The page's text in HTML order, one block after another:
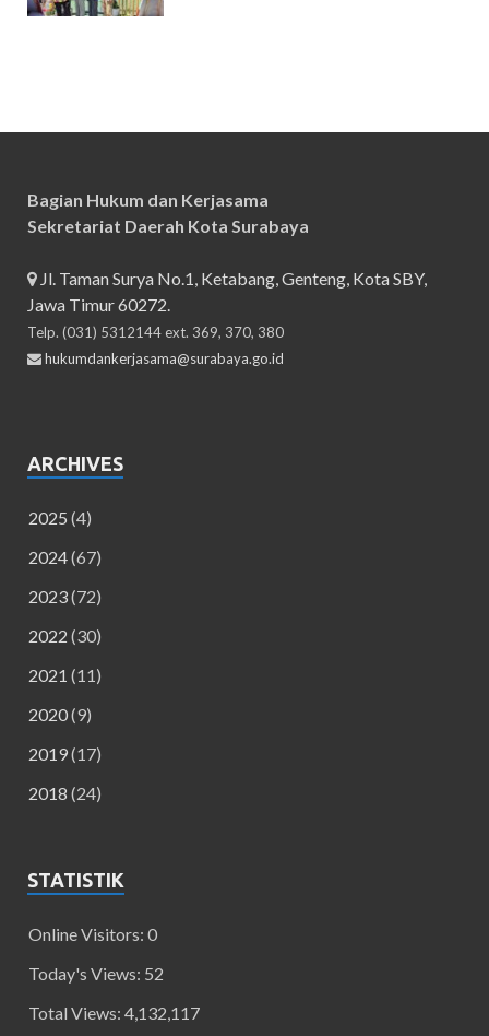
Bagian Hukum dan Kerjasama
Sekretariat Daerah Kota Surabaya
Jl. Taman Surya No.1, Ketabang, Genteng, Kota SBY,
Jawa Timur 60272.
Telp. (031) 5312144 ext. 369, 370, 380
hukumdankerjasama@surabaya.go.id
ARCHIVES
2025 (4)
2024(67)
2023(72)
2022 (30)
2021 (11)
2020(9)
2019(17)
2018 (24)
STATISTIK
Online Visitors: 0
Today's Views: 52
Total Views: 4,132,117